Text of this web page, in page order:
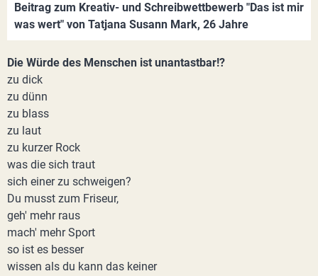
Beitrag zum Kreativ- und Schreibwettbewerb "Das ist mir
was wert" von Tatjana Susann Mark, 26 Jahre
Die Würde des Menschen ist unantastbar!?
zu dick
zu dünn
zu blass
zu laut
zu kurzer Rock
was die sich traut
sich einer zu schweigen?
Du musst zum Friseur,
geh' mehr raus
mach' mehr Sport
so ist es besser
wissen als du kann das keiner